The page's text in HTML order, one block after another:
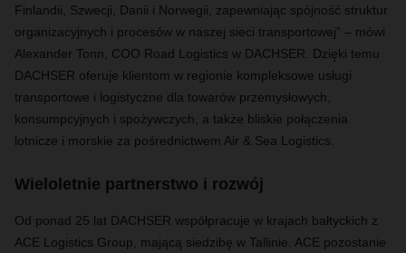
Finlandii, Szwecji, Danii i Norwegii, zapewniając spójność struktur
organizacyjnych i procesów w naszej sieci transportowej” – mówi
Alexander Tonn, COO Road Logistics w DACHSER. Dzięki temu
DACHSER oferuje klientom w regionie kompleksowe usługi
transportowe i logistyczne dla towarów przemysłowych,
konsumpcyjnych i spożywczych, a także bliskie połączenia
lotnicze i morskie za pośrednictwem Air & Sea Logistics.
Wieloletnie partnerstwo i rozwój
Od ponad 25 lat DACHSER współpracuje w krajach bałtyckich z
ACE Logistics Group, mającą siedzibę w Tallinie. ACE pozostanie